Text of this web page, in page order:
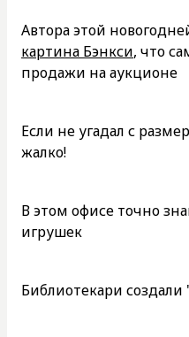
Автора этой
картина Бэнкси, что
продажи на аукционе
Если не угадал с
жалко!
В этом офисе точно
игрушек
Библиотекари